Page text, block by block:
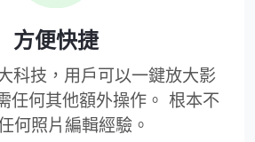
方便快捷
科技，用戶可以一鍵放大影
任何其他額外操作。 根本不
何照片編輯經驗。